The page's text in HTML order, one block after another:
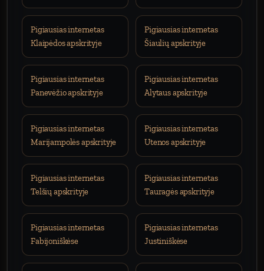
Pigiausias internetas
Klaipėdos apskrityje
Pigiausias internetas
Šiaulių apskrityje
Pigiausias internetas
Panevėžio apskrityje
Pigiausias internetas
Alytaus apskrityje
Pigiausias internetas
Marijampolės apskrityje
Pigiausias internetas
Utenos apskrityje
Pigiausias internetas
Telšių apskrityje
Pigiausias internetas
Tauragės apskrityje
Pigiausias internetas
Fabijoniškėse
Pigiausias internetas
Justiniškėse